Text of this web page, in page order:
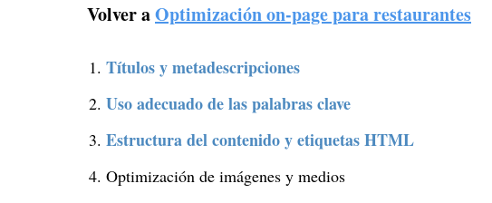
Volver aOptimización on-page para restaurantes
Títulos y metadescripciones
Uso adecuado de las palabras clave
Estructura del contenido y etiquetas HTML
Optimización de imágenes y medios